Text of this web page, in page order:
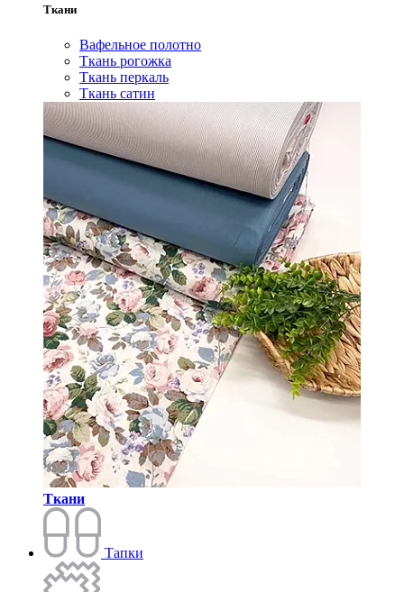
Ткани
Вафельное полотно
Ткань рогожка
Ткань перкаль
Ткань сатин
Ткани
Тапки